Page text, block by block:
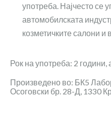
употреба. Најчесто се
автомобилската
козметичките салони и
Рок на употреба: 2
Произведено во: БК5
Осоговски бр. 28-Д, 1330